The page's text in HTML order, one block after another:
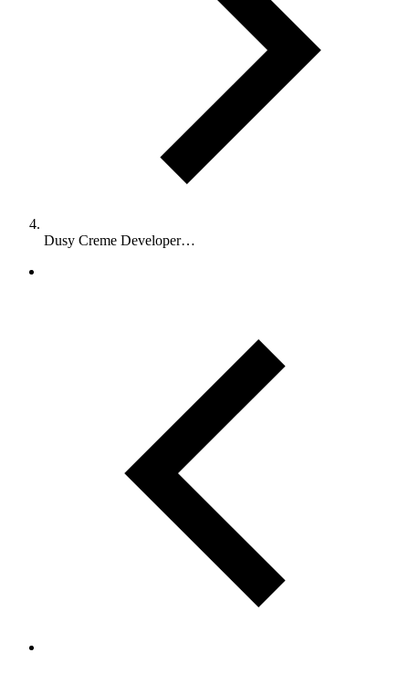
Dusy Creme Developer…